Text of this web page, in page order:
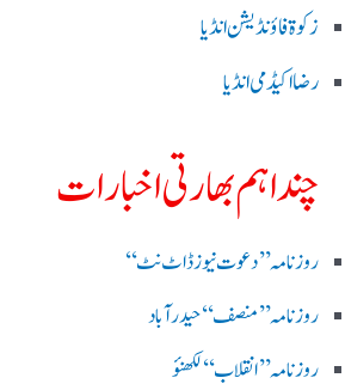
زکوۃ فاؤنڈیشن انڈیا
رضا اکیڈمی انڈیا
چند اہم بھارتی اخبارات
روز نامہ ’’ دعوت نیوز ڈاٹ نٹ‘‘
روزنامہ ’’ منصف‘‘ حیدر آباد
روزنامہ ’’ انقلاب‘‘ لکھنؤ